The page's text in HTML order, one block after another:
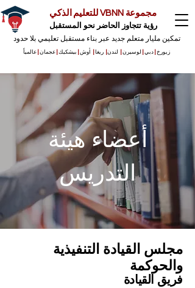
مجموعة VBNN للتعليم الذكي
رؤية تتجاوز الحاضر نحو المستقبل
تمكين مليار متعلم جديد عبر بناء مستقبل تعليمي بلا حدود
زيورخ دبي لوسيرن لندن ريغا أوش بيشكيك عجمان |عالمياً
أعضاء هيئة
التدريس
مجلس القيادة التنفيذية
والحوكمة
فريق القيادة